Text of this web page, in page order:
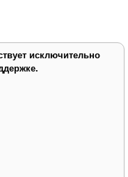
исключительно